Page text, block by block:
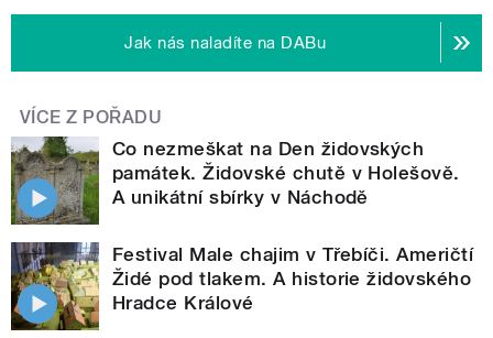
Jak nás naladíte na DABu
VÍCE Z POŘADU
Co nezmeškat na Den židovských
památek. Židovské chutě v Holešově.
A unikátní sbírky v Náchodě
Festival Male chajim v Třebíči. Američtí
Židé pod tlakem. A historie židovského
Hradce Králové